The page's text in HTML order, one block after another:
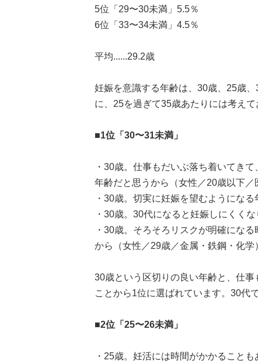
5位「29〜30未満」5.5％
6位「33〜34未満」4.5％
平均......29.2歳
妊娠を意識する年齢は、30歳、25歳
に、25を過ぎて35歳あたりには考え
■1位「30〜31未満」
・30歳。仕事もだいぶ落ち着いてき
年齢だと思うから（女性／20歳以下／
・30歳。切実に妊娠を望むようにな
・30歳。30代になると妊娠しにくく
・30歳。そろそろリスクが明確にな
から（女性／29歳／金属・鉄鋼・化学
30歳という区切りの良い年齢と、仕
ことから1位に選ばれています。30代
■2位「25〜26未満」
・25歳。妊活には時間がかかること